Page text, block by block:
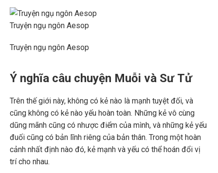
Truyện ngụ ngôn Aesop
Truyện ngụ ngôn Aesop
Ý nghĩa câu chuyện Muỗi và Sư Tử
Trên thế giới này, không có kẻ nào là mạnh tuyệt đối, và
cũng không có kẻ nào yếu hoàn toàn. Những kẻ vô cùng
dũng mãnh cũng có nhược điểm của mình, và những kẻ yếu
đuối cũng có bản lĩnh riêng của bản thân. Trong một hoàn
cảnh nhất định nào đó, kẻ mạnh và yếu có thể hoán đổi vị
trí cho nhau.